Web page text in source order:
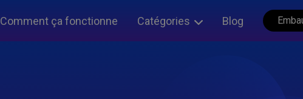
Comment ça fonctionne Catégories Blog